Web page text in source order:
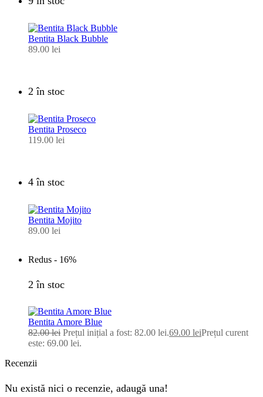
Bentita Black Bubble
89.00 lei
2 în stoc
Bentita Proseco
119.00 lei
4 în stoc
Bentita Mojito
89.00 lei
Redus - 16%
2 în stoc
Bentita Amore Blue
82.00lei Prețul inițial a fost: 82.00 lei.69.00 leiPrețul curent
este: 69.00 lei.
Recenzii
Nu există nici o recenzie, adaugă una!